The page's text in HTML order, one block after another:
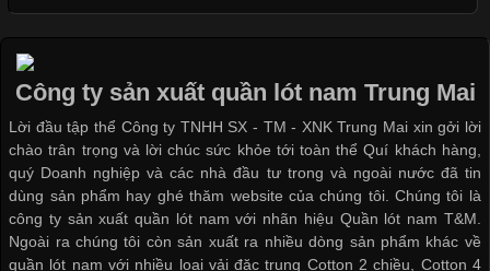
Áo phông là một trong những trang phục phổ biến nhất trong
đời sống hiện đại nhờ sự tiện lợi, thoải mái và dễ phối đồ.
Không chỉ xuất hiện trong thời trang thường ngày, áo phông còn
được ứng dụng rộng rãi trong ngành sản xuất may mặc, đặc
biệt là các sản phẩm từ vải thun. Hiện nay,
Công ty sản xuất quần lót nam Trung Mai
Lời đầu tập thể Công ty TNHH SX - TM - XNK Trung Mai xin gởi lời
chào trân trọng và lời chúc sức khỏe tới toàn thể Quí khách hàng,
quý Doanh nghiệp và các nhà đầu tư trong và ngoài nước đã tin
dùng sản phẩm hay ghé thăm website của chúng tôi. Chúng tôi là
công ty sản xuất quần lót nam với nhãn hiệu Quần lót nam T&M.
Ngoài ra chúng tôi còn sản xuất ra nhiều dòng sản phẩm khác về
quần lót nam với nhiều loại vải đặc trung Cotton 2 chiều, Cotton 4